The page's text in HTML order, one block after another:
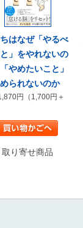
はなぜ「やるべ
」をやれないの
やめたいこと」
られないのか
円（1,700円＋
取り寄せ商品